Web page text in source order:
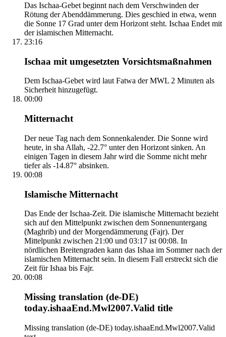
Das Ischaa-Gebet beginnt nach dem Verschwinden der
Rötung der Abenddämmerung. Dies geschied in etwa, wenn
die Sonne 17 Grad unter dem Horizont steht. Ischaa Endet mit
der islamischen Mitternacht.
23:16
Ischaa mit umgesetzten Vorsichtsmaßnahmen
Dem Ischaa-Gebet wird laut Fatwa der MWL 2 Minuten als
Sicherheit hinzugefügt.
00:00
Mitternacht
Der neue Tag nach dem Sonnenkalender. Die Sonne wird
heute, in sha Allah, -22.7° unter den Horizont sinken. An
einigen Tagen in diesem Jahr wird die Somme nicht mehr
tiefer als -14.87° absinken.
00:08
Islamische Mitternacht
Das Ende der Ischaa-Zeit. Die islamische Mitternacht bezieht
sich auf den Mittelpunkt zwischen dem Sonnenuntergang
(Maghrib) und der Morgendämmerung (Fajr). Der
Mittelpunkt zwischen 21:00 und 03:17 ist 00:08. In
nördlichen Breitengraden kann das Ishaa im Sommer nach der
islamischen Mitternacht sein. In diesem Fall erstreckt sich die
Zeit für Ishaa bis Fajr.
00:08
Missing translation (de-DE)
today.ishaaEnd.Mwl2007.Valid title
Missing translation (de-DE) today.ishaaEnd.Mwl2007.Valid